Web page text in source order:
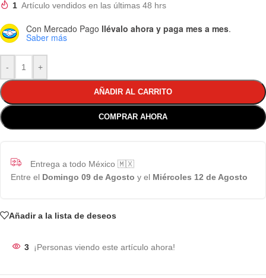
1 Artículo vendidos en las últimas 48 hrs
Con Mercado Pago llévalo ahora y paga mes a mes.
Saber más
- +
AÑADIR AL CARRITO
COMPRAR AHORA
Entrega a todo México 🇲🇽
Entre el Domingo 09 de Agosto y el Miércoles 12 de Agosto
Añadir a la lista de deseos
3 ¡Personas viendo este artículo ahora!